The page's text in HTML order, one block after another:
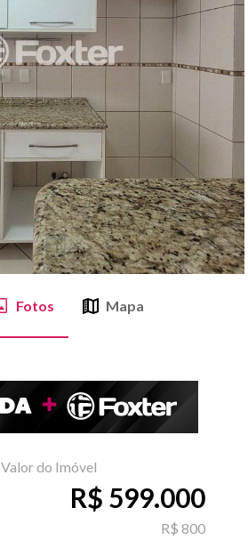
Fotos Mapa
Valor do Imóvel
R$ 599.000
R$ 800